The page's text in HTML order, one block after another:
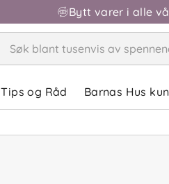
Bytt varer i alle
Tips og Råd Barnas Hus